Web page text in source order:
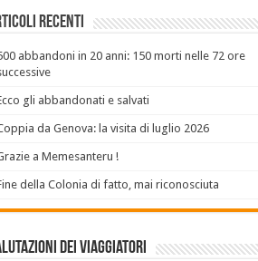
recenti
abbandoni in 20 anni: 150 morti nelle 72 ore
gli abbandonati e salvati
da Genova: la visita di luglio 2026
a Memesanteru !
della Colonia di fatto, mai riconosciuta
dei Viaggiatori